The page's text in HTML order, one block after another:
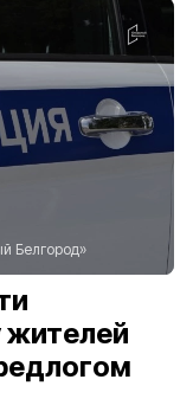
Белгород»
жителей